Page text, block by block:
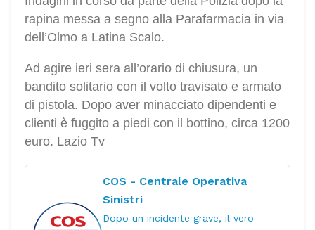
rapina messa a segno alla Parafarmacia in via
dell’Olmo a Latina Scalo.
Ad agire ieri sera all’orario di chiusura, un
bandito solitario con il volto travisato e armato
di pistola. Dopo aver minacciato dipendenti e
clienti è fuggito a piedi con il bottino, circa 1200
euro. Lazio Tv
COS - Centrale Operativa
Sinistri
Dopo un incidente grave, il vero